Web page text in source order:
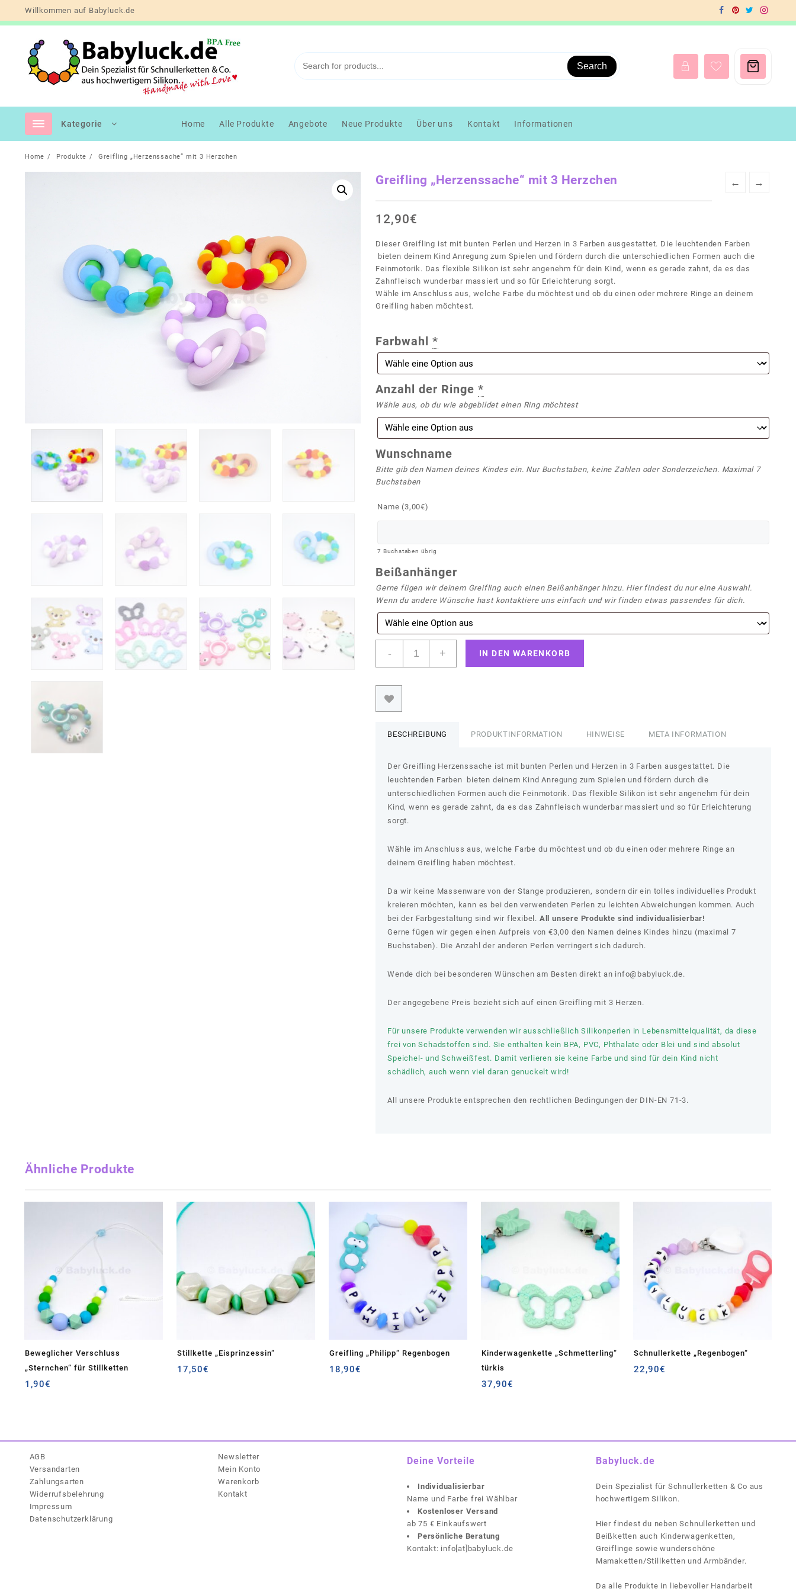
Willkommen auf Babyluck.de
Search
Kategorie Home Alle Produkte Angebote Neue Produkte Über uns Kontakt Informationen
Home Produkte Greifling „Herzenssache“ mit 3 Herzchen
← →
Greifling „Herzenssache“ mit 3 Herzchen
12,90€
Dieser Greifling ist mit bunten Perlen und Herzen in 3 Farben ausgestattet. Die leuchtenden Farben
bieten deinem Kind Anregung zum Spielen und fördern durch die unterschiedlichen Formen auch die
Feinmotorik. Das flexible Silikon ist sehr angenehm für dein Kind, wenn es gerade zahnt, da es das
Zahnfleisch wunderbar massiert und so für Erleichterung sorgt.
Wähle im Anschluss aus, welche Farbe du möchtest und ob du einen oder mehrere Ringe an deinem
Greifling haben möchtest.
Farbwahl*
Anzahl der Ringe*
Wähle aus, ob du wie abgebildet einen Ring möchtest
Wunschname
Bitte gib den Namen deines Kindes ein. Nur Buchstaben, keine Zahlen oder Sonderzeichen. Maximal 7
Buchstaben
Name (3,00€)
7 Buchstaben übrig
Beißanhänger
Gerne fügen wir deinem Greifling auch einen Beißanhänger hinzu. Hier findest du nur eine Auswahl.
Wenn du andere Wünsche hast kontaktiere uns einfach und wir finden etwas passendes für dich.
-
"Herzenssache"
mit
+ IN DEN WARENKORB
BESCHREIBUNG PRODUKTINFORMATION HINWEISE META INFORMATION
Der Greifling Herzenssache ist mit bunten Perlen und Herzen in 3 Farben ausgestattet. Die
leuchtenden Farben bieten deinem Kind Anregung zum Spielen und fördern durch die
unterschiedlichen Formen auch die Feinmotorik. Das flexible Silikon ist sehr angenehm für dein
Kind, wenn es gerade zahnt, da es das Zahnfleisch wunderbar massiert und so für Erleichterung
sorgt.
Wähle im Anschluss aus, welche Farbe du möchtest und ob du einen oder mehrere Ringe an
deinem Greifling haben möchtest.
Da wir keine Massenware von der Stange produzieren, sondern dir ein tolles individuelles Produkt
kreieren möchten, kann es bei den verwendeten Perlen zu leichten Abweichungen kommen. Auch
bei der Farbgestaltung sind wir flexibel. All unsere Produkte sind individualisierbar!
Gerne fügen wir gegen einen Aufpreis von €3,00 den Namen deines Kindes hinzu (maximal 7
Buchstaben). Die Anzahl der anderen Perlen verringert sich dadurch.
Wende dich bei besonderen Wünschen am Besten direkt an info@babyluck.de.
Der angegebene Preis bezieht sich auf einen Greifling mit 3 Herzen.
Für unsere Produkte verwenden wir ausschließlich Silikonperlen in Lebensmittelqualität, da diese
frei von Schadstoffen sind. Sie enthalten kein BPA, PVC, Phthalate oder Blei und sind absolut
Speichel- und Schweißfest. Damit verlieren sie keine Farbe und sind für dein Kind nicht
schädlich, auch wenn viel daran genuckelt wird!
All unsere Produkte entsprechen den rechtlichen Bedingungen der DIN-EN 71-3.
Ähnliche Produkte
Beweglicher Verschluss
„Sternchen“ für Stillketten
1,90€
Stillkette „Eisprinzessin“
17,50€
Greifling „Philipp“ Regenbogen
18,90€
Kinderwagenkette „Schmetterling“
türkis
37,90€
Schnullerkette „Regenbogen“
22,90€
AGB
Versandarten
Zahlungsarten
Widerrufsbelehrung
Impressum
Datenschutzerklärung
Newsletter
Mein Konto
Warenkorb
Kontakt
Deine Vorteile
Individualisierbar
Name und Farbe frei Wählbar
Kostenloser Versand
ab 75 € Einkaufswert
Persönliche Beratung
Kontakt: info[at]babyluck.de
Babyluck.de
Dein Spezialist für Schnullerketten & Co aus
hochwertigem Silikon.
Hier findest du neben Schnullerketten und
Beißketten auch Kinderwagenketten,
Greiflinge sowie wunderschöne
Mamaketten/Stillketten und Armbänder.
Da alle Produkte in liebevoller Handarbeit